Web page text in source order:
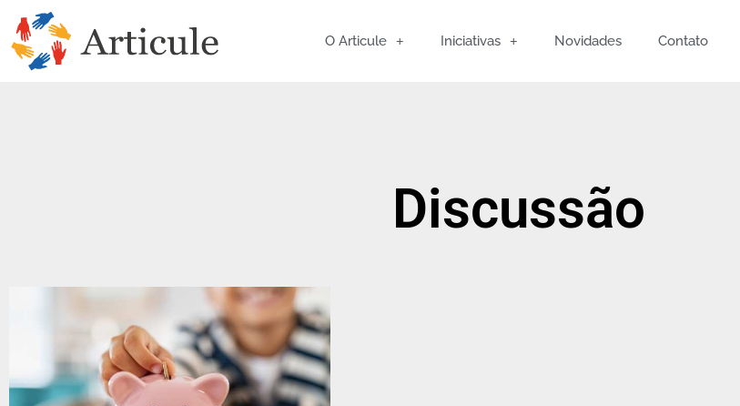
O Articule Iniciativas Novidades Contato
Discussão